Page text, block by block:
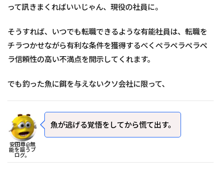
って訊きまくればいいじゃん、現役の社員に。
そうすれば、いつでも転職できるような有能社員は、転職を
チラつかせながら有利な条件を獲得するべくペラペラペラペ
ラ信頼性の高い不満点を開示してくれます。
でも釣った魚に餌を与えないクソ会社に限って、
安田尊@無
能を謳うブ
ログ。
魚が逃げる覚悟をしてから慌て出す。